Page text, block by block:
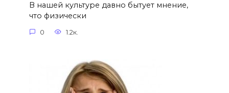
В нашей культуре давно бытует мнение,
что физически
0 1.2к.